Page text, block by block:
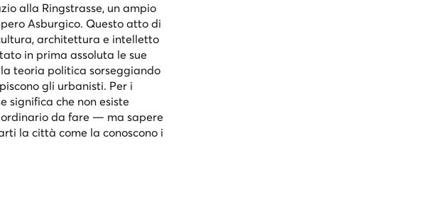
alla Ringstrasse, un ampio
Asburgico. Questo atto di
architettura e intelletto
in prima assoluta le sue
teoria politica sorseggiando
gli urbanisti. Per i
significa che non esiste
da fare — ma sapere
la città come la conoscono i